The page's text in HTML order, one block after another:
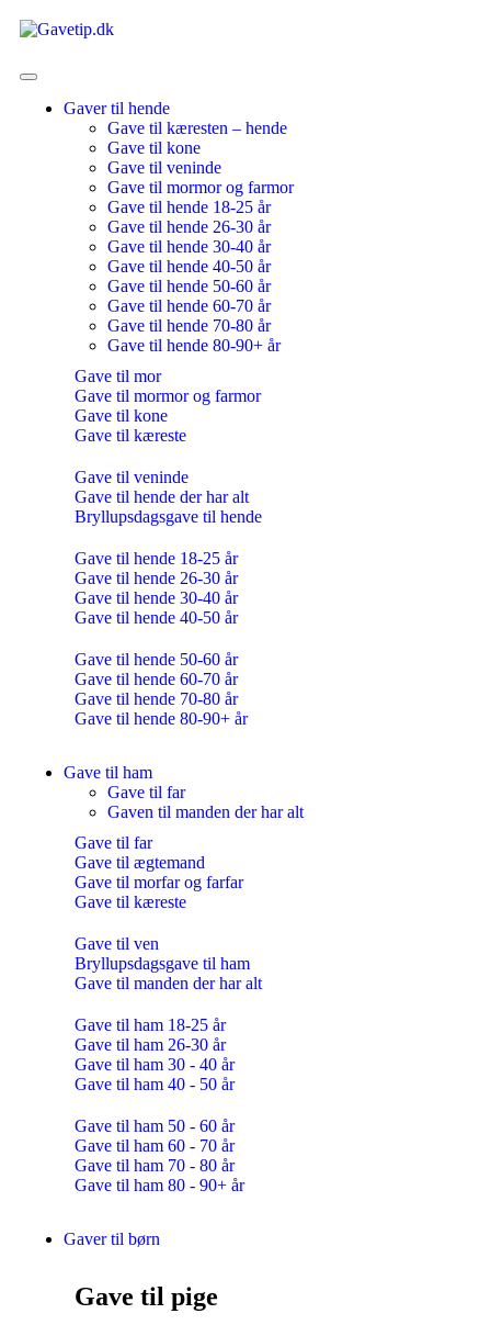
Gaver til hende
Gave til kæresten – hende
Gave til kone
Gave til veninde
Gave til mormor og farmor
Gave til hende 18-25 år
Gave til hende 26-30 år
Gave til hende 30-40 år
Gave til hende 40-50 år
Gave til hende 50-60 år
Gave til hende 60-70 år
Gave til hende 70-80 år
Gave til hende 80-90+ år
Gave til mor
Gave til mormor og farmor
Gave til kone
Gave til kæreste
Gave til veninde
Gave til hende der har alt
Bryllupsdagsgave til hende
Gave til hende 18-25 år
Gave til hende 26-30 år
Gave til hende 30-40 år
Gave til hende 40-50 år
Gave til hende 50-60 år
Gave til hende 60-70 år
Gave til hende 70-80 år
Gave til hende 80-90+ år
Gave til ham
Gave til far
Gaven til manden der har alt
Gave til far
Gave til ægtemand
Gave til morfar og farfar
Gave til kæreste
Gave til ven
Bryllupsdagsgave til ham
Gave til manden der har alt
Gave til ham 18-25 år
Gave til ham 26-30 år
Gave til ham 30 - 40 år
Gave til ham 40 - 50 år
Gave til ham 50 - 60 år
Gave til ham 60 - 70 år
Gave til ham 70 - 80 år
Gave til ham 80 - 90+ år
Gaver til børn
Gave til pige